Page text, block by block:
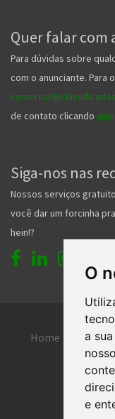
O
a
e
Quer falar com
Para dúvidas sobre
com o anunciante.
de contato clicando aqui
Siga-nos nas
Nossos serviços
você dar um forcinha
hein!?
Home
Termos